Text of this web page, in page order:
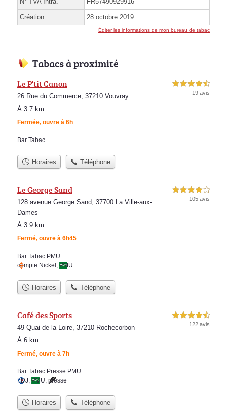
Création 28 octobre 2019
Éditer les informations de mon bureau de tabac
Tabacs à proximité
Le P'tit Canon
26 Rue du Commerce, 37210 Vouvray
À 3.7 km
Fermée, ouvre à 6h
4,5 étoiles sur 5
19 avis
Bar Tabac
Horaires Téléphone
Le George Sand
128 avenue George Sand, 37700 La Ville-aux-
Dames
À 3.9 km
Fermé, ouvre à 6h45
4,0 étoiles sur 5
105 avis
Bar Tabac PMU
compte Nickel, PMU
Horaires Téléphone
Café des Sports
49 Quai de la Loire, 37210 Rochecorbon
À 6 km
Fermé, ouvre à 7h
4,5 étoiles sur 5
122 avis
Bar Tabac Presse PMU
FDJ, PMU, presse
Horaires Téléphone